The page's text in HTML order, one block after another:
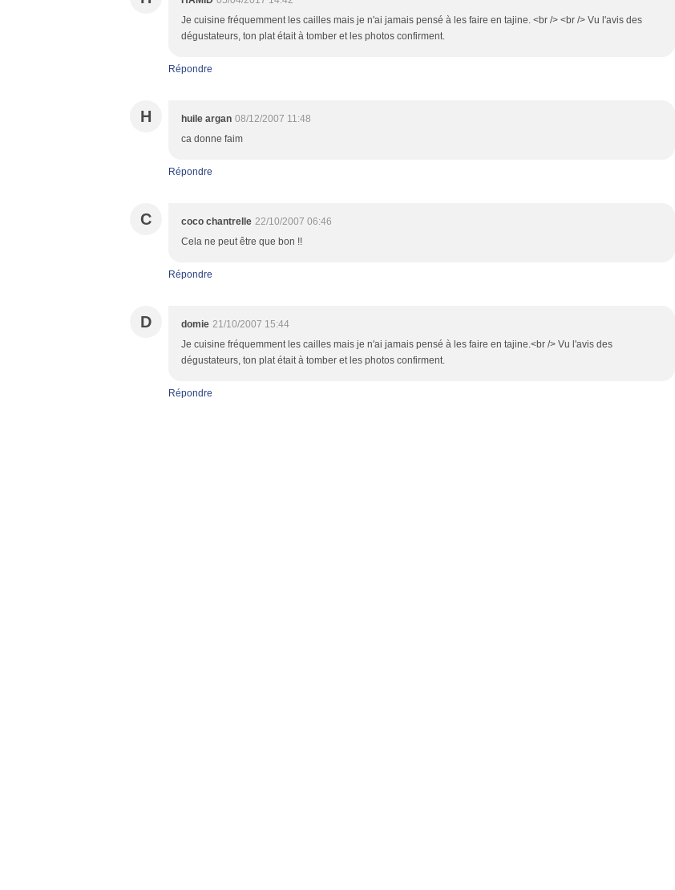
Je cuisine fréquemment les cailles mais je n'ai jamais pensé à les faire en tajine. <br /> <br /> Vu l'avis des
dégustateurs, ton plat était à tomber et les photos confirment.
Répondre
H huile argan 08/12/2007 11:48
ca donne faim
Répondre
C coco chantrelle 22/10/2007 06:46
Cela ne peut être que bon !!
Répondre
D domie 21/10/2007 15:44
Je cuisine fréquemment les cailles mais je n'ai jamais pensé à les faire en tajine.<br /> Vu l'avis des
dégustateurs, ton plat était à tomber et les photos confirment.
Répondre